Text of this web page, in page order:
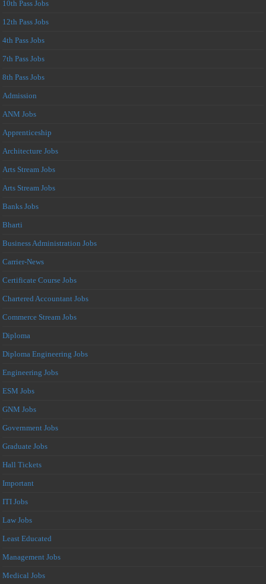
10th Pass Jobs
12th Pass Jobs
4th Pass Jobs
7th Pass Jobs
8th Pass Jobs
Admission
ANM Jobs
Apprenticeship
Architecture Jobs
Arts Stream Jobs
Arts Stream Jobs
Banks Jobs
Bharti
Business Administration Jobs
Carrier-News
Certificate Course Jobs
Chartered Accountant Jobs
Commerce Stream Jobs
Diploma
Diploma Engineering Jobs
Engineering Jobs
ESM Jobs
GNM Jobs
Government Jobs
Graduate Jobs
Hall Tickets
Important
ITI Jobs
Law Jobs
Least Educated
Management Jobs
Medical Jobs